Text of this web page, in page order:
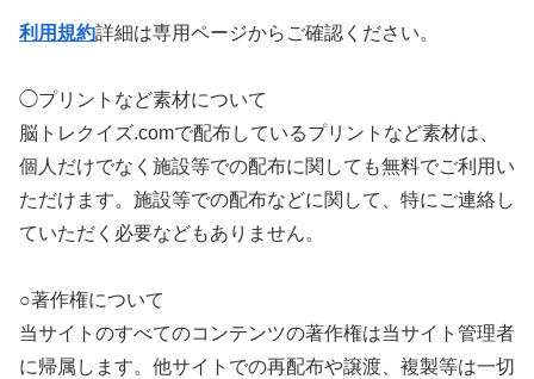
利用規約詳細は専用ページからご確認ください。
◯プリントなど素材について
脳トレクイズ.comで配布しているプリントなど素材は、
個人だけでなく施設等での配布に関しても無料でご利用い
ただけます。施設等での配布などに関して、特にご連絡し
ていただく必要などもありません。
○著作権について
当サイトのすべてのコンテンツの著作権は当サイト管理者
に帰属します。他サイトでの再配布や譲渡、複製等は一切